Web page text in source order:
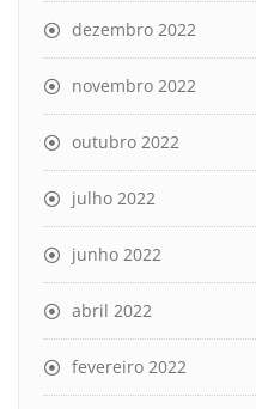
dezembro 2022
novembro 2022
outubro 2022
julho 2022
junho 2022
abril 2022
fevereiro 2022